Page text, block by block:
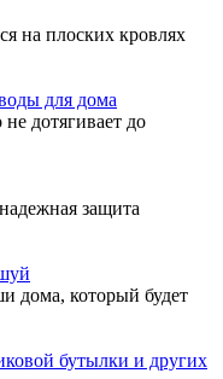
на плоских кровлях
для дома
дотягивает до
защита
дома, который будет
бутылки и других